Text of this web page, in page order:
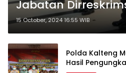
Jabatan
Dirsamapta Polda
Berganti
15 October, 2024 16:55 WIB
Polda Kalteng
Hasil